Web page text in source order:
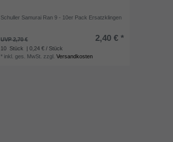
Schuller Samurai Ran 9 - 10er Pack Ersatzklingen
UVP 2,70 € 2,40 € *
10 Stück
| 0,24 € / Stück
* inkl. ges. MwSt. zzgl.Versandkosten